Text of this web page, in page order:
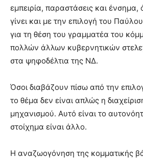
εμπειρία, παραστάσεις και ένσημα,
γίνει και με την επιλογή του
για τη θέση του γραμματέα του
πολλών άλλων κυβερνητικών
στα ψηφοδέλτια της ΝΔ.
Όσοι διαβάζουν πίσω από την
το θέμα δεν είναι απλώς η
μηχανισμού. Αυτό είναι το
στοίχημα είναι άλλο.
Η αναζωογόνηση της κομματικής